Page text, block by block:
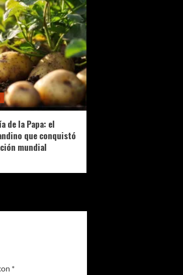
de la Papa: el
que conquistó
mundial
*